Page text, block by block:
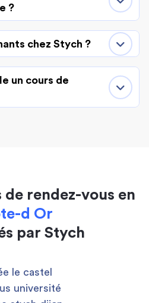
?
chez Stych ?
un cours de
de rendez-vous en
d Or
par Stych
le castel
université